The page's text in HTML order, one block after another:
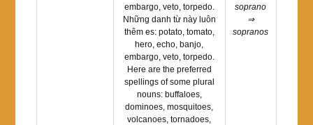
embargo, veto, torpedo.
Những danh từ này luôn
thêm es: potato, tomato,
hero, echo, banjo,
embargo, veto, torpedo.
Here are the preferred
spellings of some plural
nouns: buffaloes,
dominoes, mosquitoes,
volcanoes, tornadoes,
soprano
⇒
sopranos